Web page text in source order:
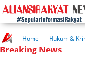
Home Hukum &
Kuliner Rakyat
Wisata
Breaking News